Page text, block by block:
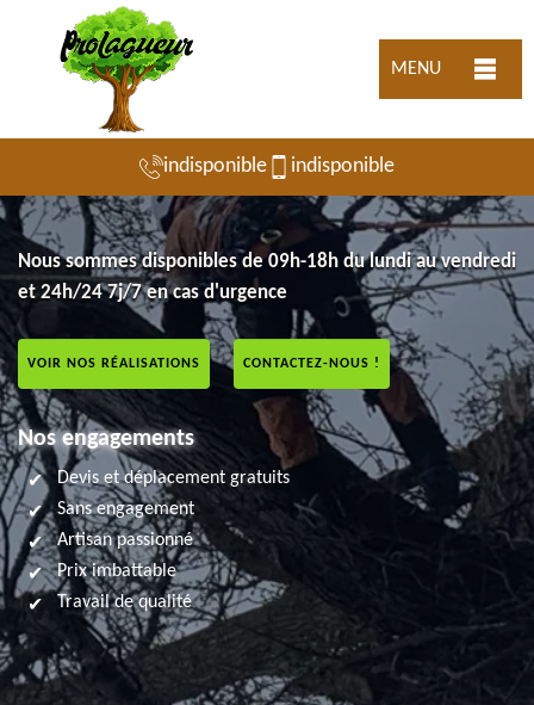
MENU
indisponible indisponible
Nous sommes disponibles de 09h-18h du lundi au vendredi
et 24h/24 7j/7 en cas d'urgence
VOIR NOS RÉALISATIONS CONTACTEZ-NOUS !
Nos engagements
Devis et déplacement gratuits
Sans engagement
Artisan passionné
Prix imbattable
Travail de qualité